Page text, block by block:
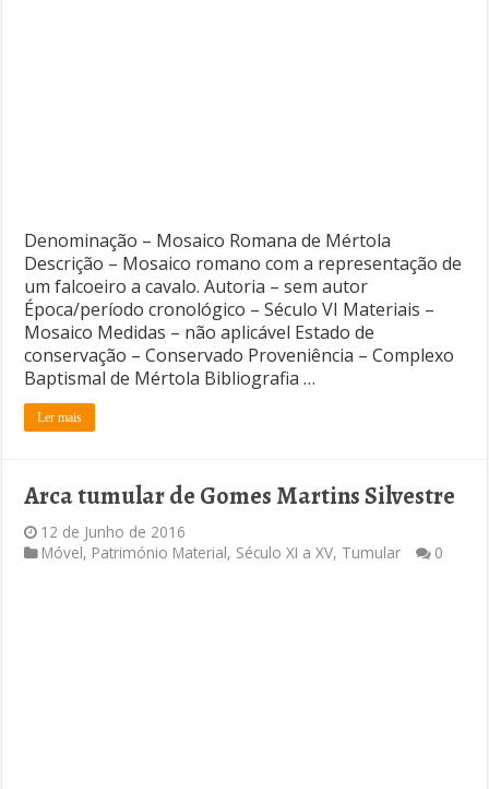
Denominação – Mosaico Romana de Mértola
Descrição – Mosaico romano com a representação de
um falcoeiro a cavalo. Autoria – sem autor
Época/período cronológico – Século VI Materiais –
Mosaico Medidas – não aplicável Estado de
conservação – Conservado Proveniência – Complexo
Baptismal de Mértola Bibliografia …
Ler mais
Arca tumular de Gomes Martins Silvestre
12 de Junho de 2016
Móvel, Património Material, Século XI a XV, Tumular 0